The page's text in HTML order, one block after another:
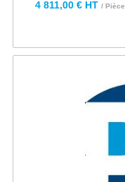
4 811,00 € HT / Pièce